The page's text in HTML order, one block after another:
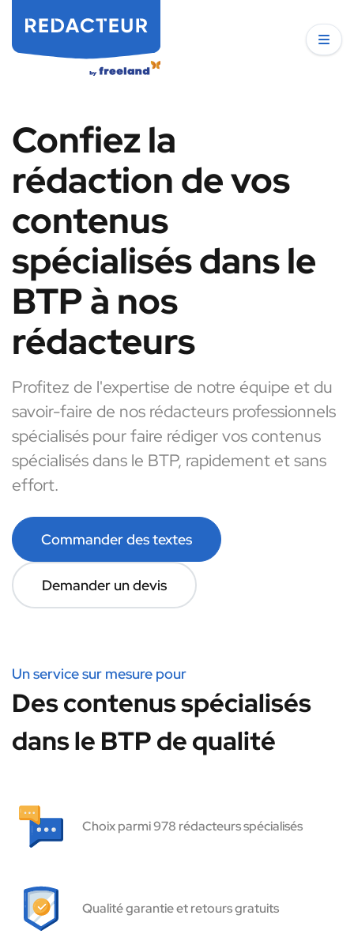
Confiez la
rédaction de vos
contenus
spécialisés dans le
BTP à nos
rédacteurs
Profitez de l'expertise de notre équipe et du
savoir-faire de nos rédacteurs professionnels
spécialisés pour faire rédiger vos contenus
spécialisés dans le BTP, rapidement et sans
effort.
Commander des textes
Demander un devis
Un service sur mesure pour
Des contenus spécialisés
dans le BTP de qualité
Choix parmi 978 rédacteurs spécialisés
Qualité garantie et retours gratuits